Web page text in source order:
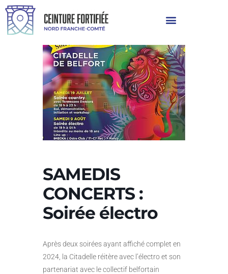
SAMEDIS
CONCERTS :
Soirée électro
Après deux soirées ayant affiché complet en
2024, la Citadelle réitère avec l’électro et son
partenariat avec le collectif belfortain